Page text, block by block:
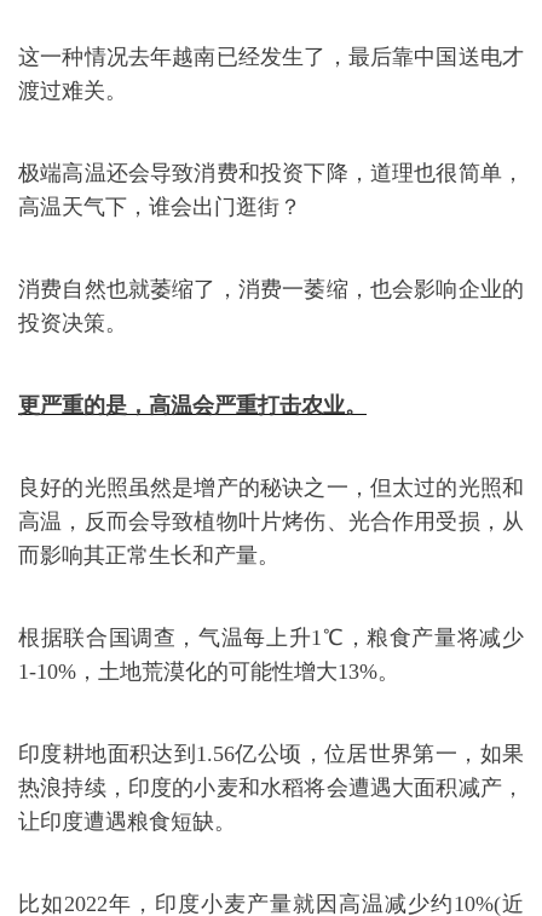
这一种情况去年越南已经发生了，最后靠中国送电才
渡过难关。
极端高温还会导致消费和投资下降，道理也很简单，
高温天气下，谁会出门逛街？
消费自然也就萎缩了，消费一萎缩，也会影响企业的
投资决策。
更严重的是，高温会严重打击农业。
良好的光照虽然是增产的秘诀之一，但太过的光照和
高温，反而会导致植物叶片烤伤、光合作用受损，从
而影响其正常生长和产量。
根据联合国调查，气温每上升1℃，粮食产量将减少
1-10%，土地荒漠化的可能性增大13%。
印度耕地面积达到1.56亿公顷，位居世界第一，如果
热浪持续，印度的小麦和水稻将会遭遇大面积减产，
让印度遭遇粮食短缺。
比如2022年，印度小麦产量就因高温减少约10%(近